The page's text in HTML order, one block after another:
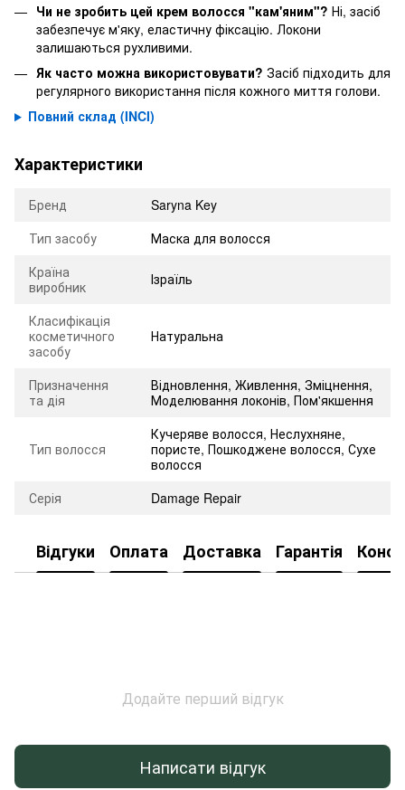
Чи не зробить цей крем волосся "кам'яним"? Ні, засіб
забезпечує м'яку, еластичну фіксацію. Локони
залишаються рухливими.
Як часто можна використовувати? Засіб підходить для
регулярного використання після кожного миття голови.
Повний склад (INCI)
Характеристики
Бренд
Saryna Key
Тип засобу
Маска для волосся
Країна
виробник
Ізраїль
Класифікація
косметичного
засобу
Натуральна
Призначення
та дія
Відновлення, Живлення, Зміцнення,
Моделювання локонів, Пом'якшення
Тип волосся
Кучеряве волосся, Неслухняне,
пористе, Пошкоджене волосся, Сухе
волосся
Серія
Damage Repair
Відгуки Оплата Доставка Гарантія
Додайте перший відгук
Написати відгук